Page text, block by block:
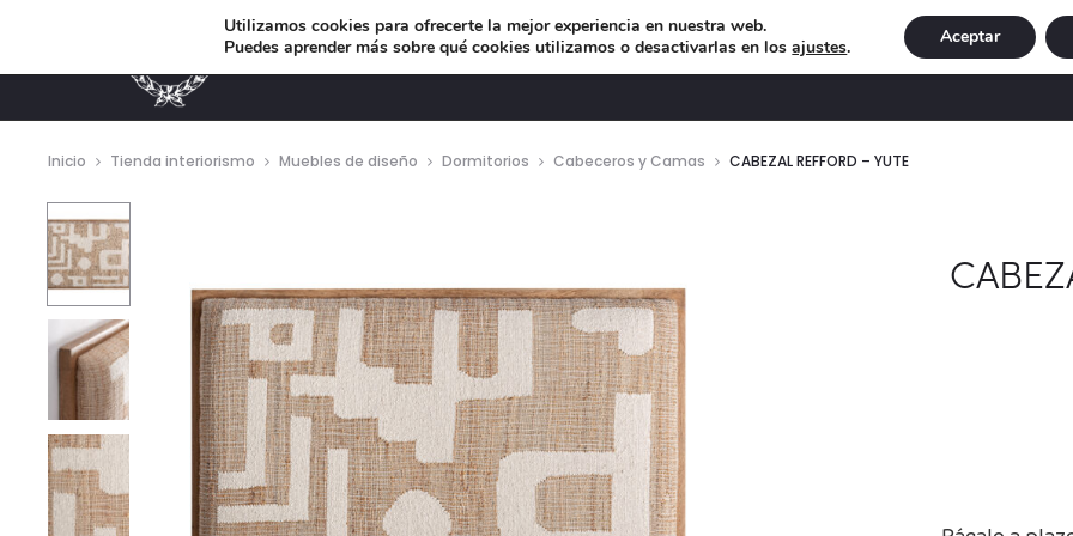
MUEBLES DE DISEÑO ILUMINACIÓN NAVIDAD
Inicio Tienda interiorismo Muebles de diseño Dormitorios Cabeceros y Camas CABEZAL REFFORD – YUTE
Utilizamos cookies para ofrecerte la mejor experiencia en nuestra web.
Puedes aprender más sobre qué cookies utilizamos o desactivarlas en losajustes. Aceptar